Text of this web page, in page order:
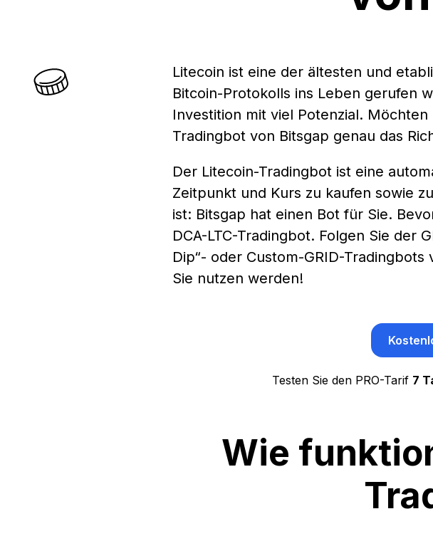
Litecoin ist eine der ältesten und
Bitcoin-Protokolls ins Leben gerufen
Investition mit viel Potenzial.
Tradingbot von Bitsgap genau das
Der Litecoin-Tradingbot ist eine
Zeitpunkt und Kurs zu kaufen sowie
ist: Bitsgap hat einen Bot für Sie.
DCA-LTC-Tradingbot. Folgen Sie der
Dip“- oder Custom-GRID-
Sie nutzen werden!
Testen Sie den PRO-Tarif 7
Wie